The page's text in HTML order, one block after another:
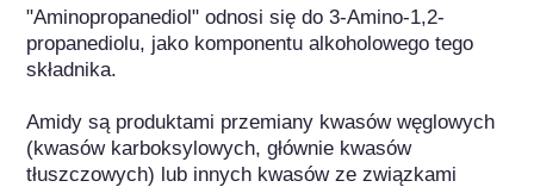
"Aminopropanediol" odnosi się do 3-Amino-1,2-
propanediolu, jako komponentu alkoholowego tego
składnika.
Amidy są produktami przemiany kwasów węglowych
(kwasów karboksylowych, głównie kwasów
tłuszczowych) lub innych kwasów ze związkami